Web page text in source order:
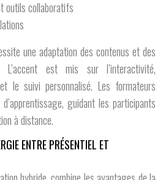
outils collaboratifs
une adaptation des contenus et des
L’accent est mis sur l’interactivité,
le suivi personnalisé. Les formateurs
guidant les participants
à distance.
ENTRE PRÉSENTIEL ET